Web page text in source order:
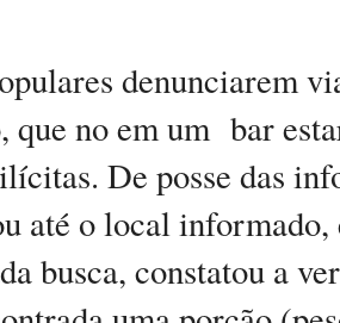
denunciarem
que no em um bar
De posse das
até o local
busca, constatou a